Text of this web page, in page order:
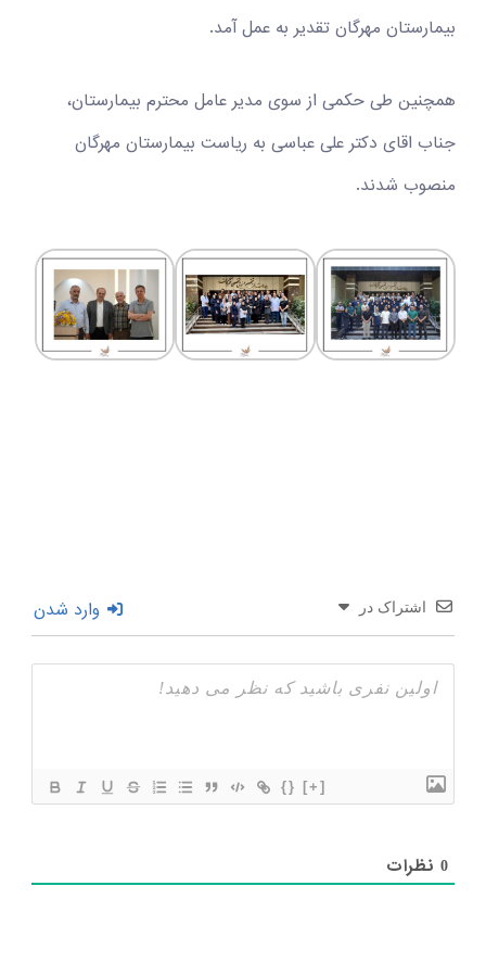
بیمارستان مهرگان تقدیر به عمل آمد.
همچنین طی حکمی از سوی مدیر عامل محترم بیمارستان،
جناب اقای دکتر علی عباسی به ریاست بیمارستان مهرگان
منصوب شدند.
اشتراک در وارد شدن
{} [+]
0 نظرات